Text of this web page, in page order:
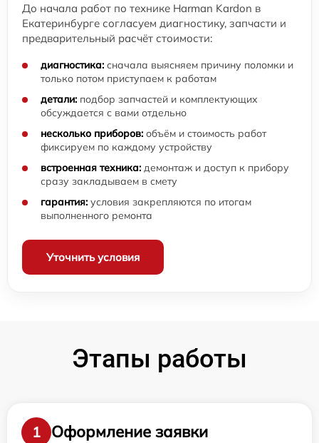
До начала работ по технике Harman Kardon в
Екатеринбурге согласуем диагностику, запчасти и
предварительный расчёт стоимости:
диагностика: сначала выясняем причину поломки и
только потом приступаем к работам
детали: подбор запчастей и комплектующих
обсуждается с вами отдельно
несколько приборов: объём и стоимость работ
фиксируем по каждому устройству
встроенная техника: демонтаж и доступ к прибору
сразу закладываем в смету
гарантия: условия закрепляются по итогам
выполненного ремонта
Уточнить условия
Этапы работы
1
Оформление заявки